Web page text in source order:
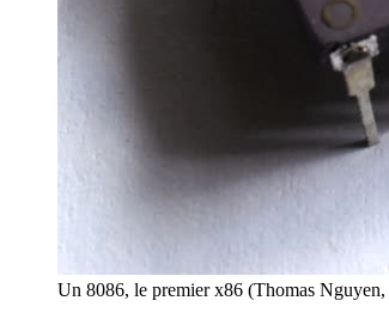
Un 8086, le premier x86 (Thomas Nguyen,